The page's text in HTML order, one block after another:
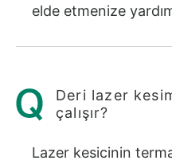
elde etmenize
Deri lazer
çalışır?
Lazer kesicinin